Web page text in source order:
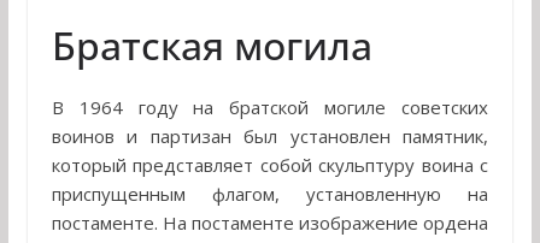
Братская могила
В 1964 году на братской могиле советских
воинов и партизан был установлен памятник,
который представляет собой скульптуру воина с
приспущенным флагом, установленную на
постаменте. На постаменте изображение ордена